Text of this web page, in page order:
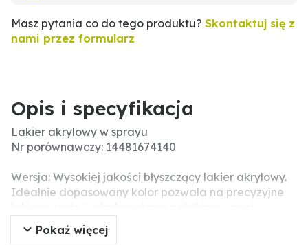
Masz pytania co do tego produktu? Skontaktuj się z
nami przez formularz
Opis i specyfikacja
Lakier akrylowy w sprayu
Nr porównawczy: 14481674140
Wersja: Wysokiej jakości błyszczący lakier akrylowy.
Idealnie dopasowany kolor pozwala na precyzyjne
powierzchni. Przeznaczone do maszyn, części
maszynowych, narzędzi, pojazdów różnych typów,
Pokaż więcej